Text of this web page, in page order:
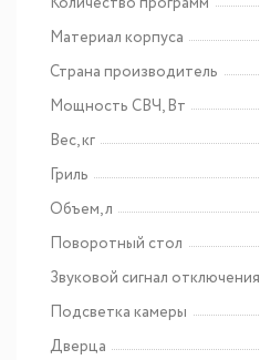
Материал корпуса
Страна производитель
Мощность СВЧ, Вт
Вес, кг
Гриль
Объем, л
Поворотный стол
Звуковой сигнал отключения
Подсветка камеры
Дверца